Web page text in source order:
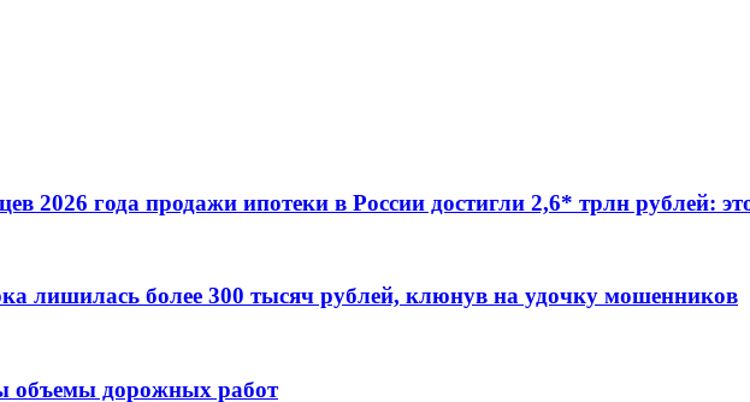
2026 года продажи ипотеки в России достигли 2,6* трлн рублей:
лишилась более 300 тысяч рублей, клюнув на удочку мошенников
объемы дорожных работ